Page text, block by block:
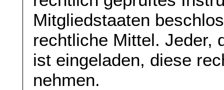
Mitgliedstaaten
rechtliche Mittel. Jeder,
ist eingeladen, diese
nehmen.